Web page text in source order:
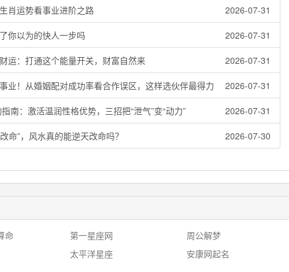
肖运势看事业进阶之路 2026-07-31
你以为的快人一步吗 2026-07-31
运：打通这个能量开关，财富自然来 2026-07-31
业！从婚姻配对成功率看合作误区，这样选伙伴最得力 2026-07-31
南：激活温润性格优势，三招把“泄气”变“动力” 2026-07-31
命”，风水真的能逆天改命吗？ 2026-07-30
命 第一星座网 周公解梦
太平洋星座 安康网起名